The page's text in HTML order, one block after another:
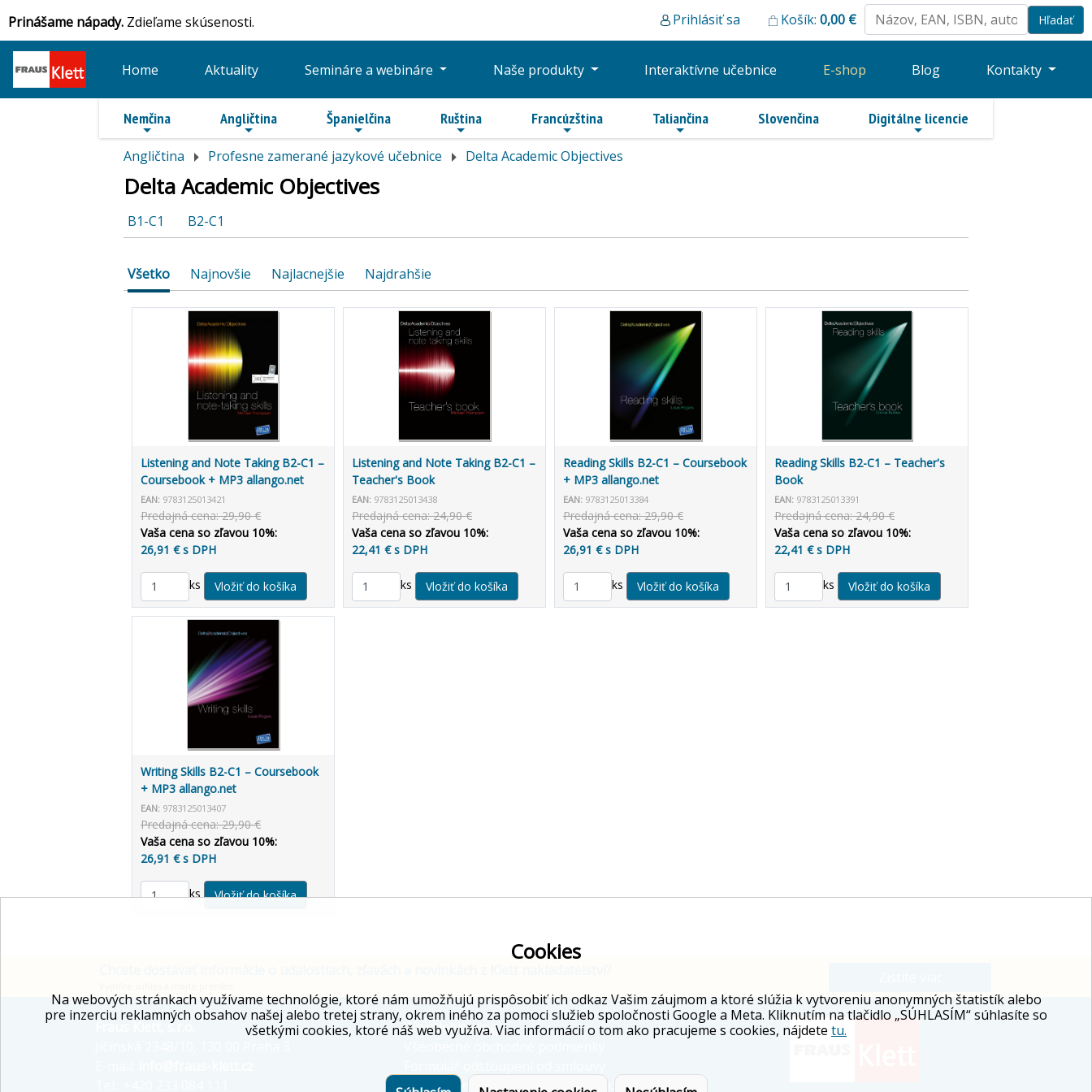
Prinášame nápady. Zdieľame skúsenosti. Prihlásiť sa Košík: 0,00 €
Home Aktuality Semináre a webináre Naše produkty Interaktívne učebnice E-shop Blog Kontakty
Nemčina Angličtina Španielčina Ruština Francúzština Taliančina Slovenčina Digitálne licencie
Angličtina Profesne zamerané jazykové učebnice Delta Academic Objectives
Delta Academic Objectives
B1-C1 B2-C1
Všetko Najnovšie Najlacnejšie Najdrahšie
Listening and Note Taking B2-C1 –
Coursebook + MP3 allango.net
EAN: 9783125013421
Predajná cena: 29,90 €
Vaša cena so zľavou 10%:
26,91 € s DPH
ks
Listening and Note Taking B2-C1 –
Teacher's Book
EAN: 9783125013438
Predajná cena: 24,90 €
Vaša cena so zľavou 10%:
22,41 € s DPH
ks
Reading Skills B2-C1 – Coursebook
+ MP3 allango.net
EAN: 9783125013384
Predajná cena: 29,90 €
Vaša cena so zľavou 10%:
26,91 € s DPH
ks
Reading Skills B2-C1 – Teacher's
Book
EAN: 9783125013391
Predajná cena: 24,90 €
Vaša cena so zľavou 10%:
22,41 € s DPH
ks
Writing Skills B2-C1 – Coursebook
+ MP3 allango.net
EAN: 9783125013407
Predajná cena: 29,90 €
Vaša cena so zľavou 10%:
26,91 € s DPH
ks
Fraus Klett, s.r.o.
Whistleblowing
Informácie o ochrane osobných údajov
Cookies
Na webových stránkach využívame technológie, ktoré nám umožňujú prispôsobiť ich odkaz Vašim záujmom a ktoré slúžia k vytvoreniu anonymných štatistík alebo
pre inzerciu reklamných obsahov našej alebo tretej strany, okrem iného za pomoci služieb spoločnosti Google a Meta. Kliknutím na tlačidlo „SÚHLASÍM“ súhlasíte so
všetkými cookies, ktoré náš web využíva. Viac informácií o tom ako pracujeme s cookies, nájdete tu.